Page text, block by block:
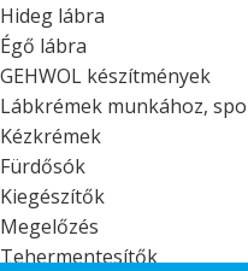
Hideg lábra
Égő lábra
GEHWOL készítmények
Lábkrémek munkához,
Kézkrémek
Fürdősók
Kiegészítők
Megelőzés
Tehermentesítők